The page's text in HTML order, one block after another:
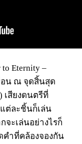
Eternity –
มือน ณ จุดสิ้นสุด
เสียงดนตรีที่
ต่ละชิ้นก็เล่น
จะเล่นอย่างไรก็
คำที่คล้องจองกัน